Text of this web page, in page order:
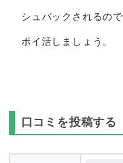
シュバックされるの
ポイ活しましょう。
口コミを投稿する